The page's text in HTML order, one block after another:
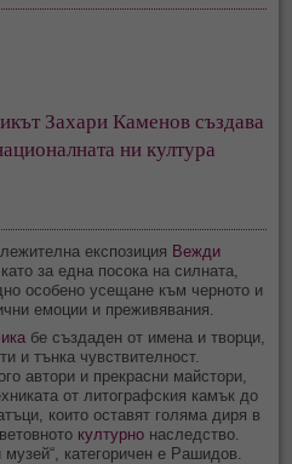
Захари Каменов създава
ни култура
експозиция Вежди
за една посока на силната,
особено усещане към черното и
емоции и преживявания.
бе създаден от имена и творци,
и тънка чувствителност.
автори и прекрасни майстори,
от литографския камък до
които оставят голяма диря в
културно наследство.
категоричен е Рашидов.